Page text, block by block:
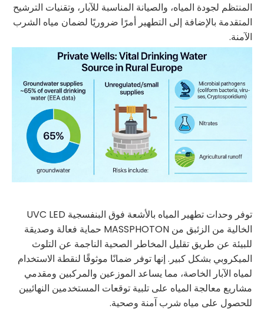
المنتظم لجودة المياه، والصيانة المناسبة للآبار، وتقنيات الترشيح
المتقدمة بالإضافة إلى التطهير أمرًا ضروريًا لضمان مياه الشرب
الآمنة.
توفر وحدات تطهير المياه بالأشعة فوق البنفسجية UVC LED
الخالية من الزئبق من MASSPHOTON
حماية فعالة وصديقة
للبيئة عن طريق تقليل المخاطر الصحية الناجمة عن التلوث
الميكروبي بشكل كبير. إنها توفر ضمانًا موثوقًا لنقطة الاستخدام
لمياه الآبار الخاصة، مما يساعد الموزعين والمركبين ومقدمي
مشاريع معالجة المياه على تلبية توقعات المستخدمين النهائيين
للحصول على مياه شرب آمنة وصحية.